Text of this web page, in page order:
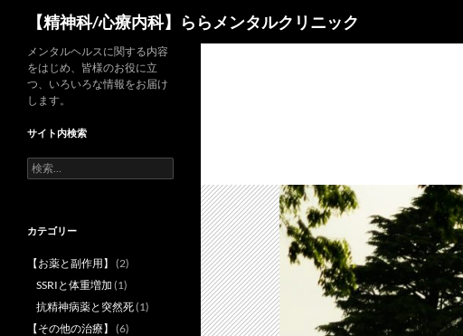
【精神科/心療内科】ららメンタルクリニック
メンタルヘルスに関する内容
をはじめ、皆様のお役に立
つ、いろいろな情報をお届け
します。
サイト内検索
検
索:
カテゴリー
【お薬と副作用】
(2)
SSRIと体重増加 (1)
抗精神病薬と突然死(1)
【その他の治療】
(6)